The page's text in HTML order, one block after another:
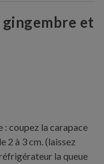
gingembre et
: coupez la carapace
2 à 3 cm. (laissez
la queue